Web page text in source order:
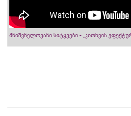
მნიშვნელოვანი სიტყვები - „კითხვის